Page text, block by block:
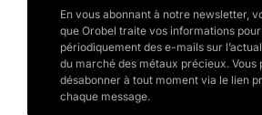
En vous abonnant à notre newsletter,
que Orobel traite vos informations
périodiquement des e-mails sur
du marché des métaux précieux. Vous
désabonner à tout moment via le lien
chaque message.